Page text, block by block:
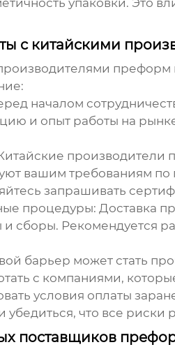
упаковки. Это
с китайскими
началом
и опыт работы на
производители
вашим требованиям
запрашивать
процедуры: Доставка
сборы. Рекомендуется
барьер может стать
с компаниями,
условия оплаты
убедиться, что все
поставщиков